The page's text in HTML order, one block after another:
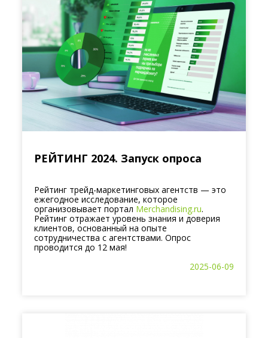
РЕЙТИНГ 2024. Запуск опроса
Рейтинг трейд-маркетинговых агентств — это
ежегодное исследование, которое
организовывает портал Merchandising.ru.
Рейтинг отражает уровень знания и доверия
клиентов, основанный на опыте
сотрудничества с агентствами. Опрос
проводится до 12 мая!
2025-06-09